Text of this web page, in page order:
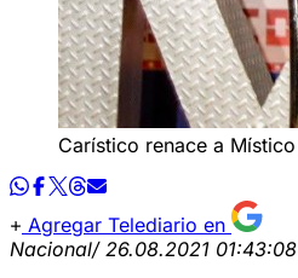
Carístico renace a Místico
Agregar Telediario en
Nacional/ 26.08.2021 01:43:08